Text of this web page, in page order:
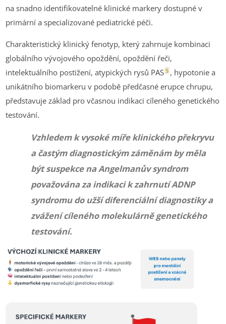
na snadno identifikovatelné klinické markery dostupné v
primární a specializované pediatrické péči.
Charakteristický klinický fenotyp, který zahrnuje kombinaci
globálního vývojového opoždění, opoždění řeči,
intelektuálního postižení, atypických rysů PAS 5 , hypotonie a
unikátního biomarkeru v podobě předčasné erupce chrupu,
představuje základ pro včasnou indikaci cíleného genetického
testování.
Vzhledem k vysoké míře klinického překryvu
a častým diagnostickým záměnám by měla
být suspekce na Angelmanův syndrom
považována za indikaci k zahrnutí ADNP
syndromu do užší diferenciální diagnostiky a
zvážení cíleného molekulárně genetického
testování.